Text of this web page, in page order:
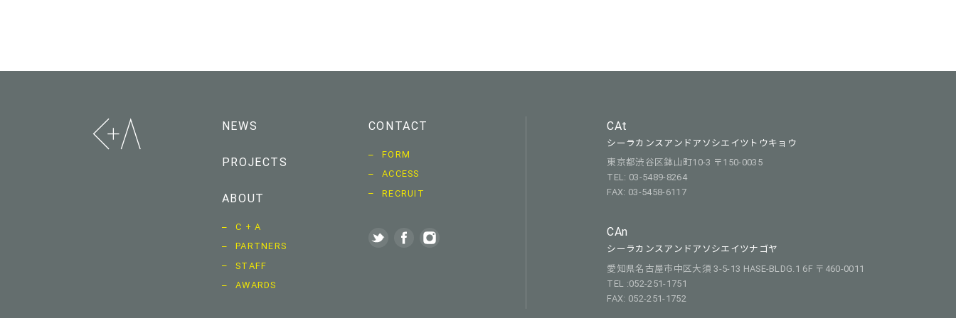
NEWS
PROJECTS
ABOUT
C + A
PARTNERS
STAFF
AWARDS
CONTACT
FORM
ACCESS
RECRUIT
CAt
シーラカンスアンドアソシエイツトウキョウ
東京都渋谷区鉢山町10-3 〒150-0035
TEL: 03-5489-8264
FAX: 03-5458-6117
CAn
シーラカンスアンドアソシエイツナゴヤ
愛知県名古屋市中区大須 3-5-13 HASE-BLDG.1 6F 〒460-0011
TEL :052-251-1751
FAX: 052-251-1752